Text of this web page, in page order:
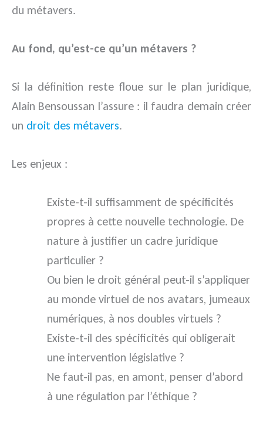
du métavers.
Au fond, qu’est-ce qu’un métavers ?
Si la définition reste floue sur le plan juridique,
Alain Bensoussan l’assure : il faudra demain créer
un droit des métavers.
Les enjeux :
Existe-t-il suffisamment de spécificités
propres à cette nouvelle technologie. De
nature à justifier un cadre juridique
particulier ?
Ou bien le droit général peut-il s’appliquer
au monde virtuel de nos avatars, jumeaux
numériques, à nos doubles virtuels ?
Existe-t-il des spécificités qui obligerait
une intervention législative ?
Ne faut-il pas, en amont, penser d’abord
à une régulation par l’éthique ?